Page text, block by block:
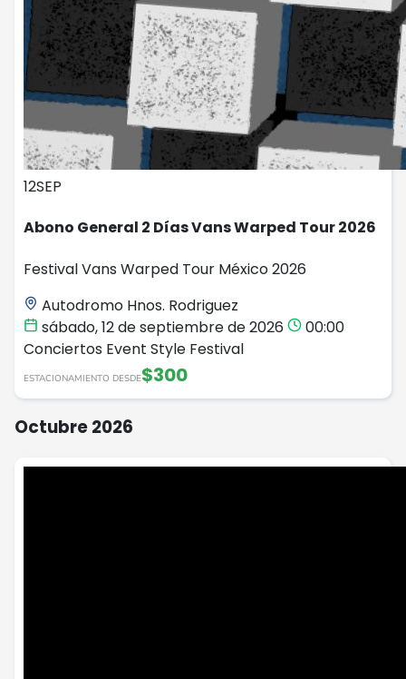
12SEP
Abono General 2 Días Vans Warped Tour 2026
Festival Vans Warped Tour México 2026
Autodromo Hnos. Rodriguez
sábado, 12 de septiembre de 2026
00:00
Conciertos Event Style Festival
ESTACIONAMIENTO DESDE$300
Octubre 2026